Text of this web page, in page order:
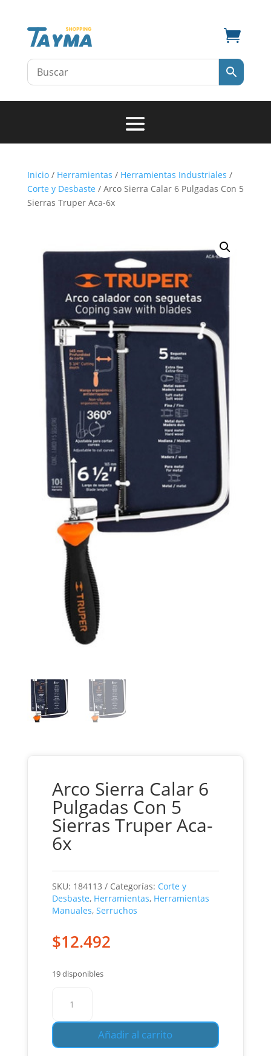

Inicio/ Herramientas / Herramientas Industriales /
Corte y Desbaste / Arco Sierra Calar 6 Pulgadas Con 5
Sierras Truper Aca-6x
Arco Sierra Calar 6
Pulgadas Con 5
Sierras Truper Aca-
6x
SKU: 184113 Categorías: Corte y
Desbaste, Herramientas, Herramientas
Manuales, Serruchos
$12.492
19 disponibles
Sierra
Calar
Pulgadas
Añadir al carrito